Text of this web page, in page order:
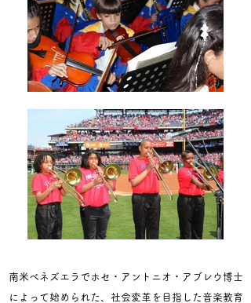
南米ベネズエラでホセ・アントニオ・アブレウ博士
によって始められた、社会変革を目指した音楽教育